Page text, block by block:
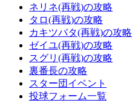
ネリネ(再戦)の攻略
タロ(再戦)の攻略
カキツバタ(再戦)の攻略
ゼイユ(再戦)の攻略
スグリ(再戦)の攻略
裏番長の攻略
スター団イベント
投球フォーム一覧